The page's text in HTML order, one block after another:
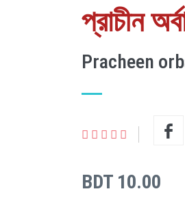
প্রাচীন
Pracheen
BDT 10.00